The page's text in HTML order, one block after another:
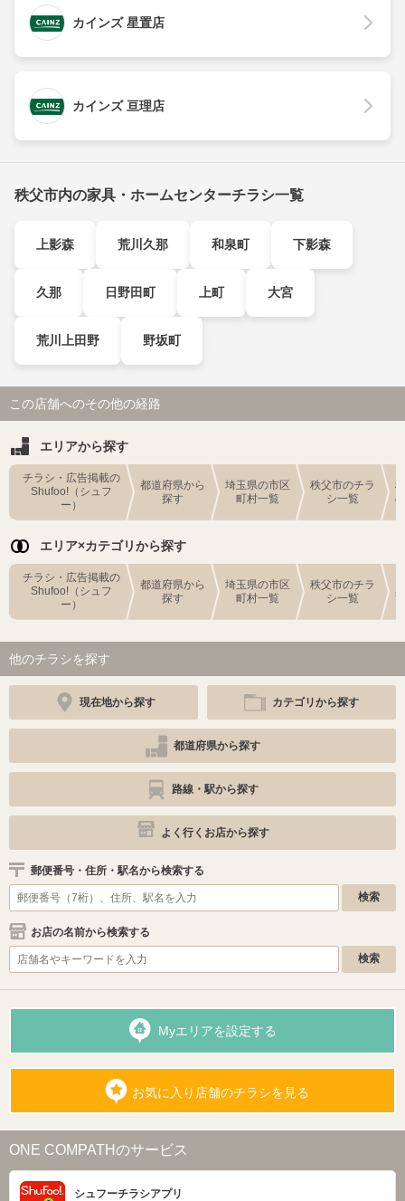
カインズ 星置店
カインズ 亘理店
秩父市内の家具・ホームセンターチラシ一覧
上影森 荒川久那 和泉町 下影森
久那 日野田町 上町 大宮
荒川上田野 野坂町
この店舗へのその他の経路
エリアから探す
チラシ・広告掲載の
Shufoo!（シュフ
ー）
都道府県から
探す
埼玉県の市区
町村一覧
秩父市のチラ
シ一覧
エリア×カテゴリから探す
チラシ・広告掲載の
Shufoo!（シュフ
ー）
都道府県から
探す
埼玉県の市区
町村一覧
秩父市のチラ
シ一覧
他のチラシを探す
現在地から探す カテゴリから探す
都道府県から探す
路線・駅から探す
よく行くお店から探す
郵便番号・住所・駅名から検索する
お店の名前から検索する
Myエリアを設定する
お気に入り店舗のチラシを見る
ONE COMPATHのサービス
シュフーチラシアプリ